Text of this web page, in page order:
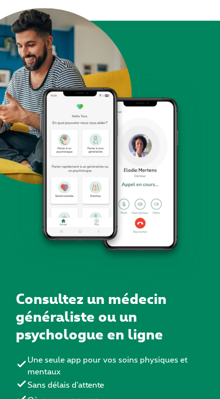
Consultez un médecin
généraliste ou un
psychologue en ligne
Une seule app pour vos soins physiques et
mentaux
Sans délais d'attente